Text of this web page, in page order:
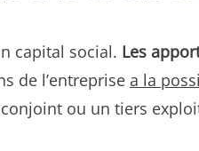
capital social. Les
de l’entreprise a la
ou un tiers